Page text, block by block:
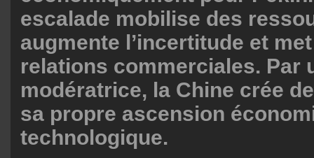
escalade mobilise des
augmente l’incertitude et
relations commerciales. Par
modératrice, la Chine crée
sa propre ascension
technologique.